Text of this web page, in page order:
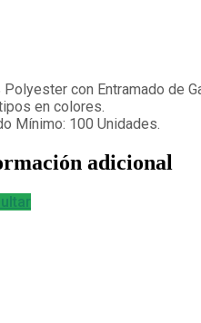
Polyester con Entramado de
en colores.
Mínimo: 100 Unidades.
adicional